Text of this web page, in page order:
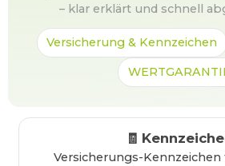
– klar erklärt und schnell
Versicherung & Kennzeichen
🧾
Versicherungs-Kennzeichen